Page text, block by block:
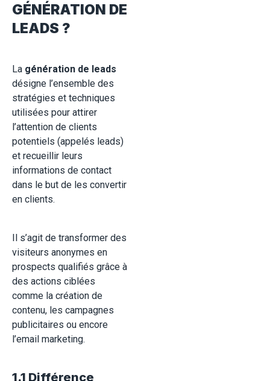
GÉNÉRATION DE
LEADS ?
La génération de leads
désigne l’ensemble des
stratégies et techniques
utilisées pour attirer
l’attention de clients
potentiels (appelés leads)
et recueillir leurs
informations de contact
dans le but de les convertir
en clients.
Il s’agit de transformer des
visiteurs anonymes en
prospects qualifiés grâce à
des actions ciblées
comme la création de
contenu, les campagnes
publicitaires ou encore
l’email marketing.
1.1 Différence